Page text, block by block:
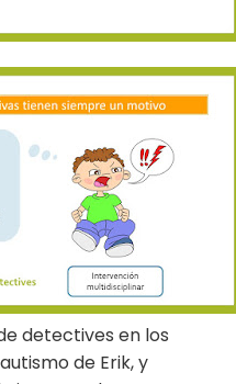
detectives en los
de Erik, y